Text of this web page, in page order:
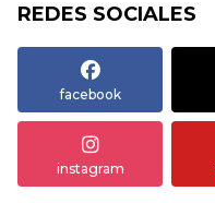
REDES SOCIALES
facebook
instagram